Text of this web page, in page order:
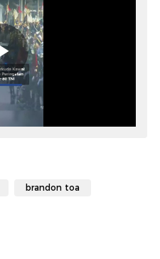
brandon toa